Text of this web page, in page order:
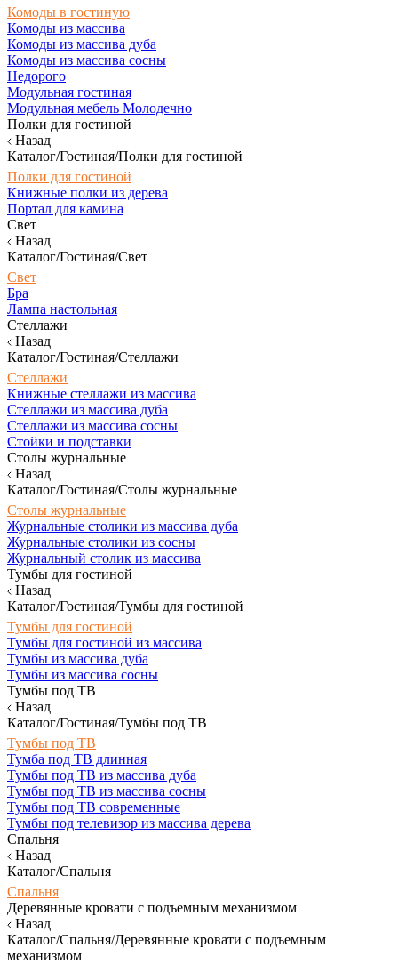
Комоды в гостиную
Комоды из массива
Комоды из массива дуба
Комоды из массива сосны
Недорого
Модульная гостиная
Модульная мебель Молодечно
Полки для гостиной
Назад
Каталог/Гостиная/Полки для гостиной
Полки для гостиной
Книжные полки из дерева
Портал для камина
Свет
Назад
Каталог/Гостиная/Свет
Свет
Бра
Лампа настольная
Стеллажи
Назад
Каталог/Гостиная/Стеллажи
Стеллажи
Книжные стеллажи из массива
Стеллажи из массива дуба
Стеллажи из массива сосны
Стойки и подставки
Столы журнальные
Назад
Каталог/Гостиная/Столы журнальные
Столы журнальные
Журнальные столики из массива дуба
Журнальные столики из сосны
Журнальный столик из массива
Тумбы для гостиной
Назад
Каталог/Гостиная/Тумбы для гостиной
Тумбы для гостиной
Тумбы для гостиной из массива
Тумбы из массива дуба
Тумбы из массива сосны
Тумбы под ТВ
Назад
Каталог/Гостиная/Тумбы под ТВ
Тумбы под ТВ
Тумба под ТВ длинная
Тумбы под ТВ из массива дуба
Тумбы под ТВ из массива сосны
Тумбы под ТВ современные
Тумбы под телевизор из массива дерева
Спальня
Назад
Каталог/Спальня
Спальня
Деревянные кровати с подъемным механизмом
Назад
Каталог/Спальня/Деревянные кровати с подъемным
механизмом